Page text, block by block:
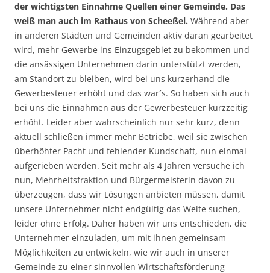
der wichtigsten Einnahme Quellen einer Gemeinde. Das
weiß man auch im Rathaus von Scheeßel. Während aber
in anderen Städten und Gemeinden aktiv daran gearbeitet
wird, mehr Gewerbe ins Einzugsgebiet zu bekommen und
die ansässigen Unternehmen darin unterstützt werden,
am Standort zu bleiben, wird bei uns kurzerhand die
Gewerbesteuer erhöht und das war´s. So haben sich auch
bei uns die Einnahmen aus der Gewerbesteuer kurzzeitig
erhöht. Leider aber wahrscheinlich nur sehr kurz, denn
aktuell schließen immer mehr Betriebe, weil sie zwischen
überhöhter Pacht und fehlender Kundschaft, nun einmal
aufgerieben werden. Seit mehr als 4 Jahren versuche ich
nun, Mehrheitsfraktion und Bürgermeisterin davon zu
überzeugen, dass wir Lösungen anbieten müssen, damit
unsere Unternehmer nicht endgültig das Weite suchen,
leider ohne Erfolg. Daher haben wir uns entschieden, die
Unternehmer einzuladen, um mit ihnen gemeinsam
Möglichkeiten zu entwickeln, wie wir auch in unserer
Gemeinde zu einer sinnvollen Wirtschaftsförderung